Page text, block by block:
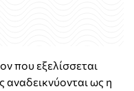
που εξελίσσεται
αναδεικνύονται ως η